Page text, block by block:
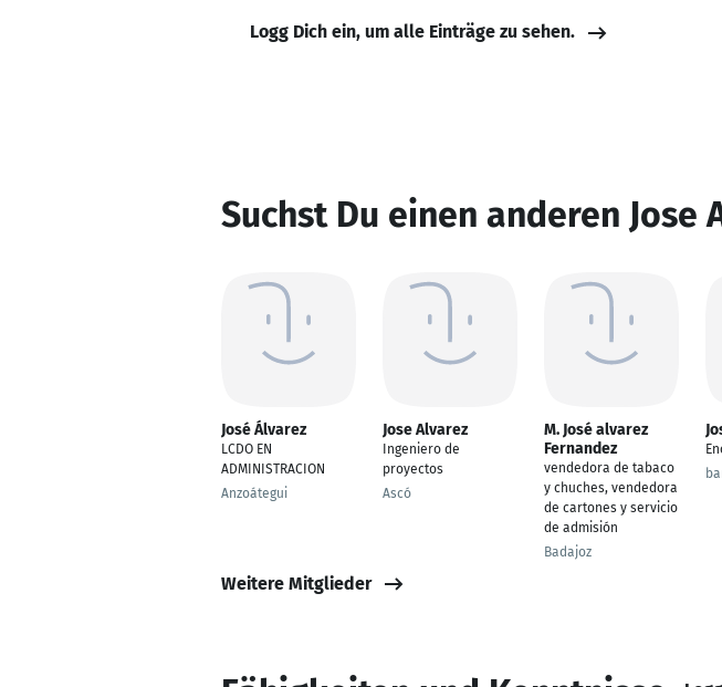
Logg Dich ein, um alle Einträge zu sehen.
Suchst Du einen anderen Jose
José Álvarez
LCDO EN
ADMINISTRACION
Anzoátegui
Jose Alvarez
Ingeniero de
proyectos
Ascó
M. José alvarez
Fernandez
vendedora de tabaco
y chuches, vendedora
de cartones y servicio
de admisión
Badajoz
Weitere Mitglieder